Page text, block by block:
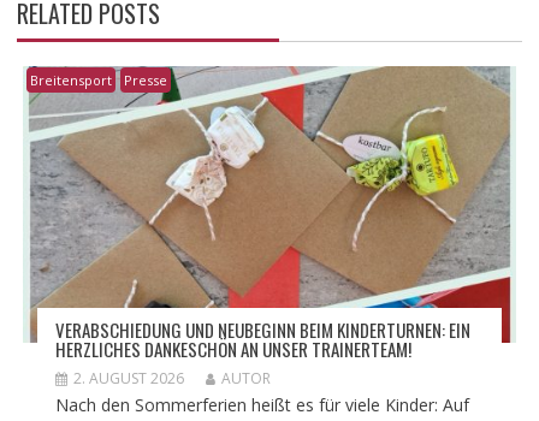
RELATED POSTS
Breitensport Presse
VERABSCHIEDUNG UND NEUBEGINN BEIM KINDERTURNEN: EIN
HERZLICHES DANKESCHÖN AN UNSER TRAINERTEAM!
2. AUGUST 2026 AUTOR
Nach den Sommerferien heißt es für viele Kinder: Auf